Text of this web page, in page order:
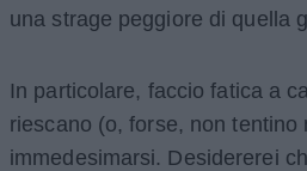
una strage peggiore di quella
In particolare, faccio fatica a
riescano (o, forse, non tentino
immedesimarsi. Desidererei